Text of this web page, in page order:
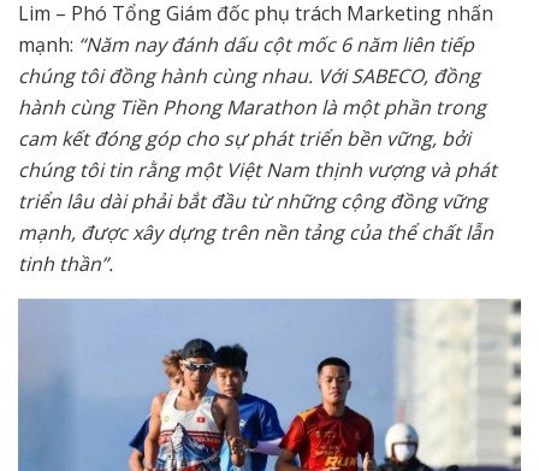
Lim – Phó Tổng Giám đốc phụ trách Marketing nhấn
mạnh: “Năm nay đánh dấu cột mốc 6 năm liên tiếp
chúng tôi đồng hành cùng nhau. Với SABECO, đồng
hành cùng Tiền Phong Marathon là một phần trong
cam kết đóng góp cho sự phát triển bền vững, bởi
chúng tôi tin rằng một Việt Nam thịnh vượng và phát
triển lâu dài phải bắt đầu từ những cộng đồng vững
mạnh, được xây dựng trên nền tảng của thể chất lẫn
tinh thần”.